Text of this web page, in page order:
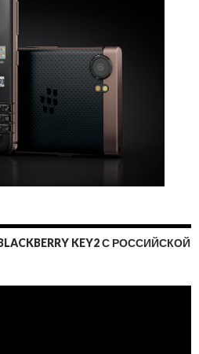
KEY2 С РОССИЙСКОЙ